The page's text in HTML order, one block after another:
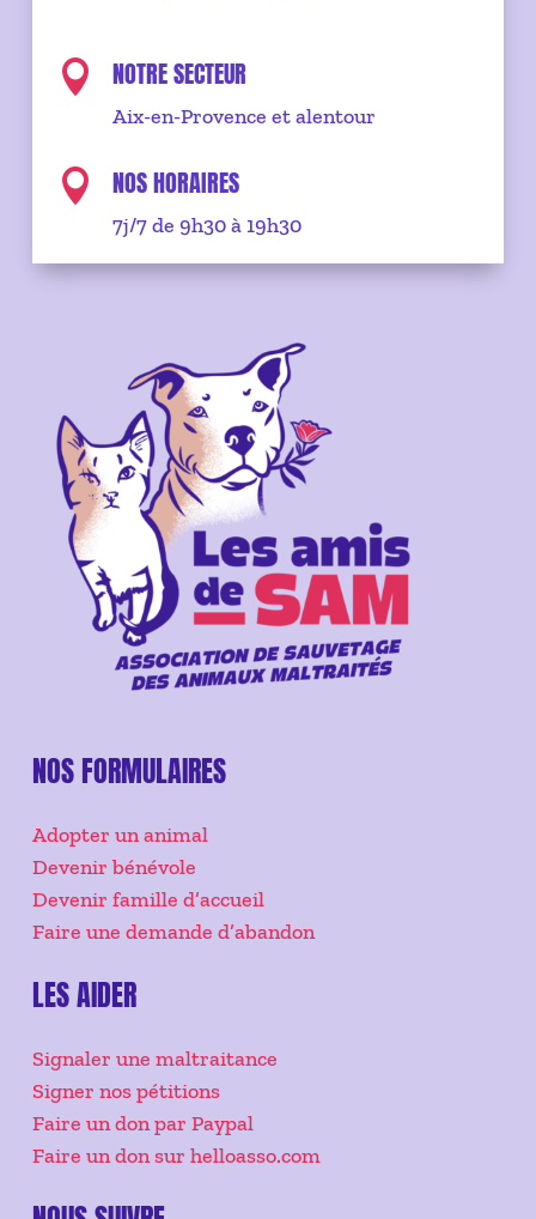
 NOTRE SECTEUR
Aix-en-Provence et alentour
 NOS HORAIRES
7j/7 de 9h30 à 19h30
NOS FORMULAIRES
Adopter un animal
Devenir bénévole
Devenir famille d’accueil
Faire une demande d’abandon
LES AIDER
Signaler une maltraitance
Signer nos pétitions
Faire un don par Paypal
Faire un don sur helloasso.com